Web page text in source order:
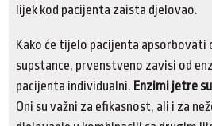
lijek kod pacijenta zaista djelovao.
Kako će tijelo pacijenta apsorbovati
supstance, prvenstveno zavisi od
pacijenta individualni. Enzimi jetre
Oni su važni za efikasnost, ali i za